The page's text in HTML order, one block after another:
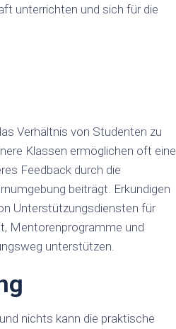
unterrichten und sich für die
Verhältnis von Studenten zu
Klassen ermöglichen oft eine
Feedback durch die
beiträgt. Erkundigen
Unterstützungsdiensten für
Mentorenprogramme und
unterstützen.
nichts kann die praktische